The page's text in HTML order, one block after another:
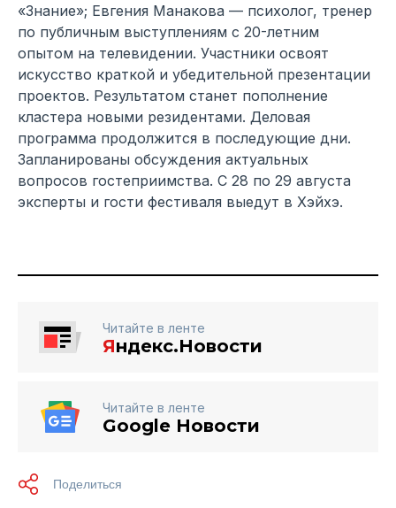
«Знание»; Евгения Манакова — психолог, тренер
по публичным выступлениям с 20-летним
опытом на телевидении. Участники освоят
искусство краткой и убедительной презентации
проектов. Результатом станет пополнение
кластера новыми резидентами. Деловая
программа продолжится в последующие дни.
Запланированы обсуждения актуальных
вопросов гостеприимства. С 28 по 29 августа
эксперты и гости фестиваля выедут в Хэйхэ.
Читайте в ленте
Яндекс.Новости
Читайте в ленте
Google Новости